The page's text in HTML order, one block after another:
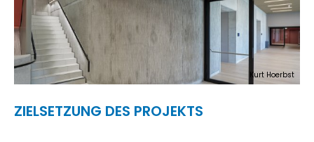
Kurt Hoerbst
ZIELSETZUNG DES PROJEKTS